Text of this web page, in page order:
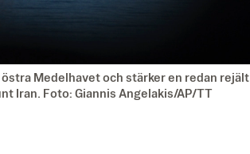
Medelhavet och stärker en redan rejält
Iran. Foto: Giannis Angelakis/AP/TT